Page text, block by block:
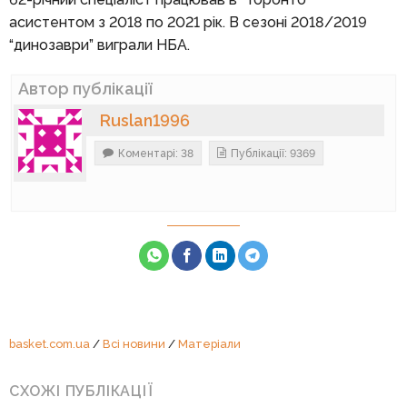
асистентом з 2018 по 2021 рік. В сезоні 2018/2019
“динозаври” виграли НБА.
Автор публікації
Ruslan1996
Коментарі: 38 Публікації: 9369
basket.com.ua/ Всі новини / Матеріали
СХОЖІ ПУБЛІКАЦІЇ